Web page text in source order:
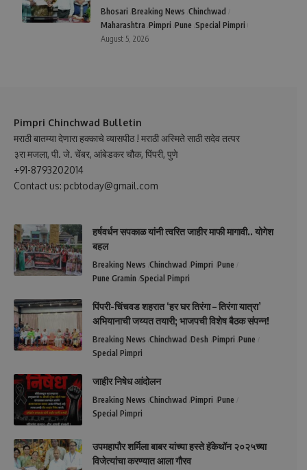
Bhosari Breaking News Chinchwad
Maharashtra Pimpri Pune Special Pimpri
August 5, 2026
Pimpri Chinchwad Bulletin
मराठी बातम्या देणारा हक्काचे व्यासपीठ ! मराठी अस्मिते साठी सदेव तत्पर
३रा मजला, पी. जे. चेंबर, आंबेडकर चौक, पिंपरी, पुणे
+91-8793202014
Contact us: pcbtoday@gmail.com
हर्षवर्धन सपकाळ यांनी त्वरित जाहीर माफी मागावी.. योगेश
बहल
Breaking News Chinchwad Pimpri Pune
Pune Gramin Special Pimpri
पिंपरी-चिंचवड शहरात ‘हर घर तिरंगा – तिरंगा यात्रा’
अभियानाची जय्यत तयारी; भाजपची विशेष बैठक संपन्न!
Breaking News Chinchwad Desh Pimpri Pune
Special Pimpri
जाहीर निषेध आंदोलन
Breaking News Chinchwad Pimpri Pune
Special Pimpri
उपमहापौर शर्मिला बाबर यांच्या हस्ते हॅकेथॉन २०२५च्या
विजेत्यांचा करण्यात आला गौरव